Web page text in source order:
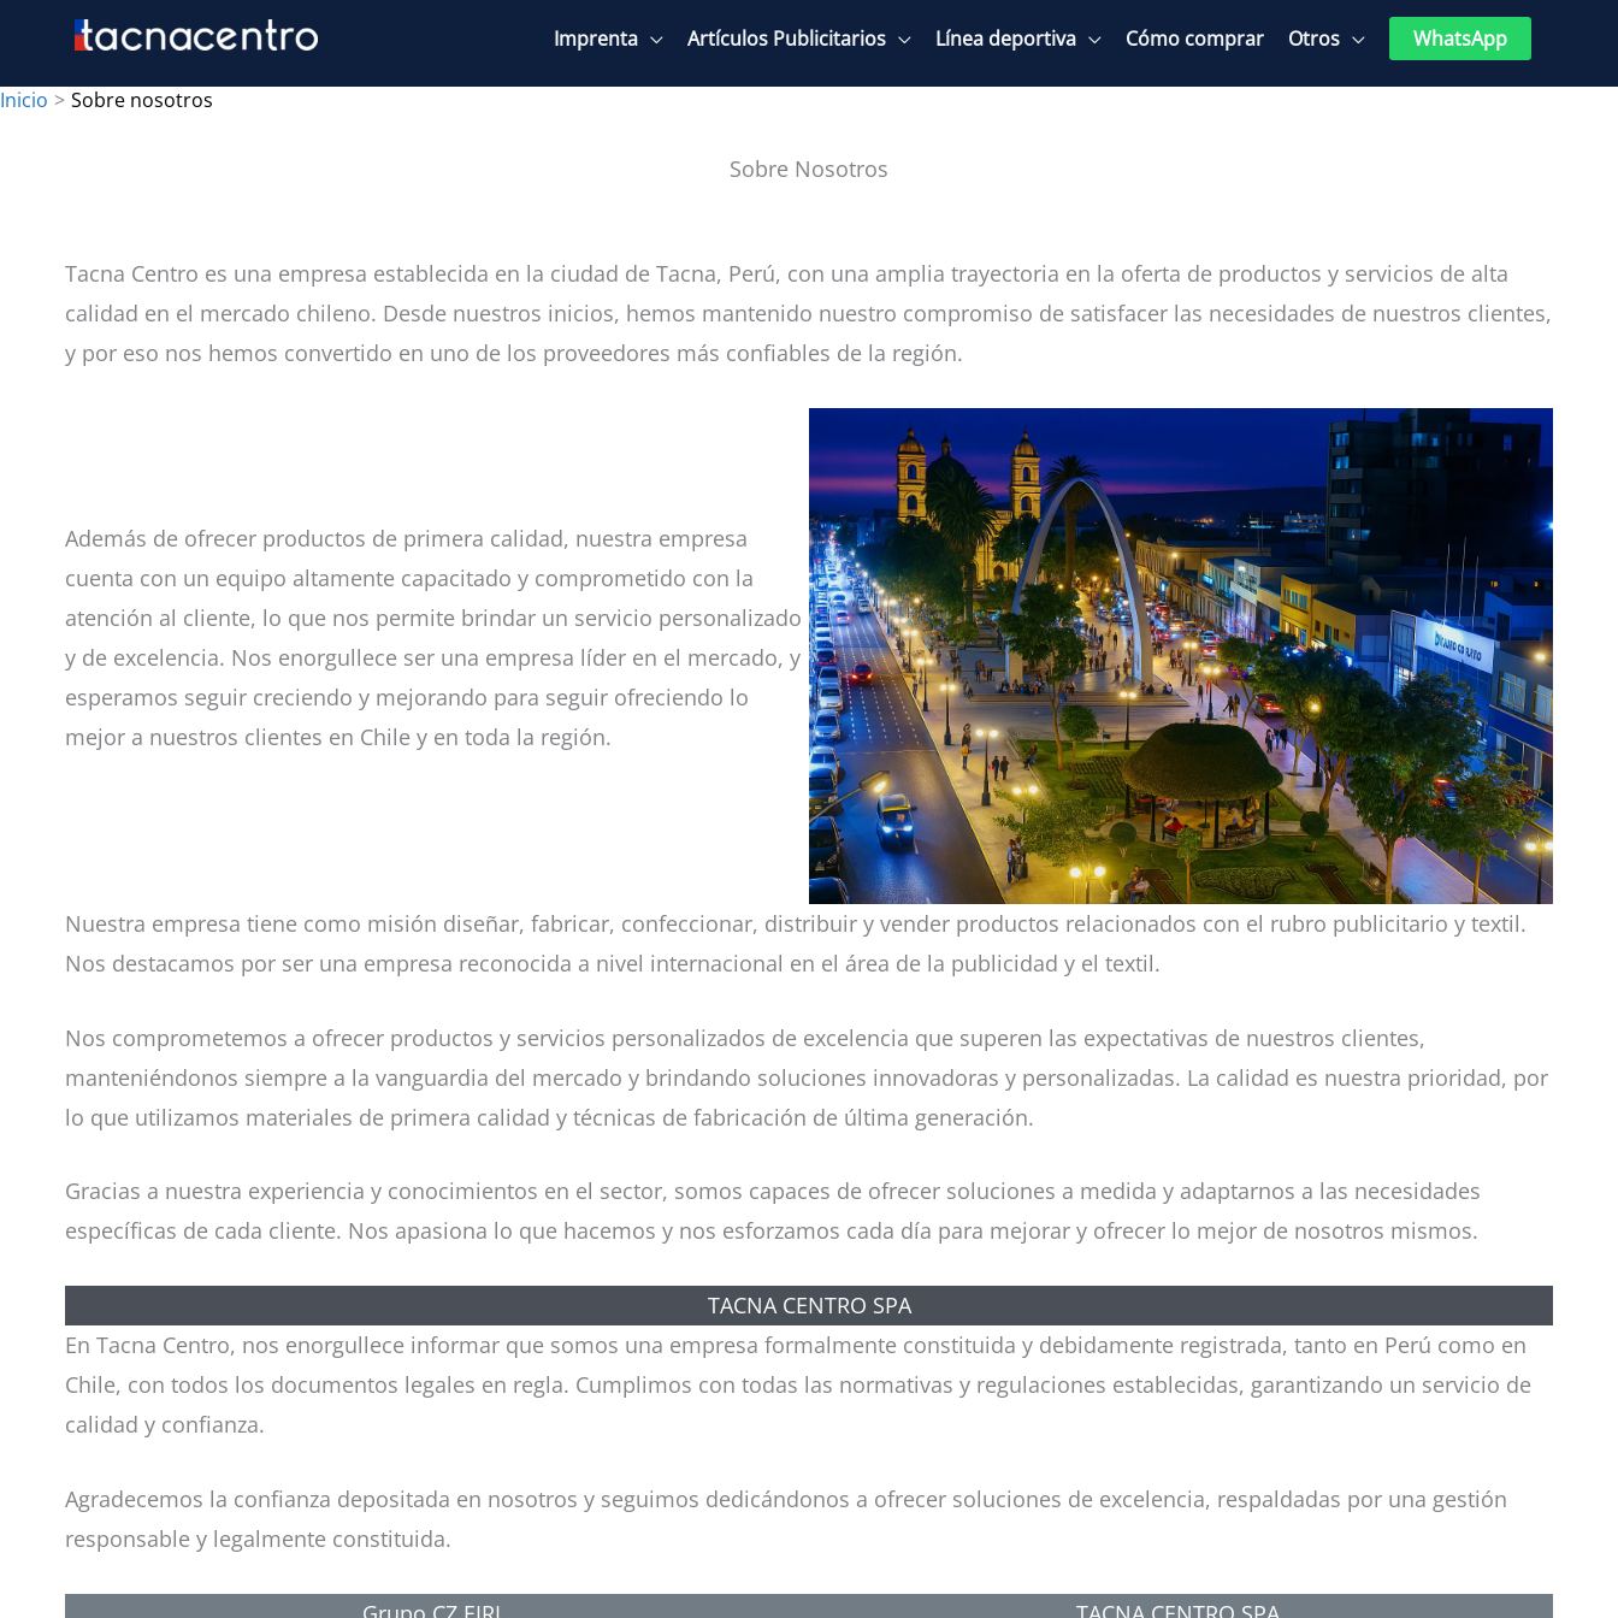
contenido
Imprenta Artículos Publicitarios Línea deportiva Cómo comprar Otros WhatsApp
Inicio Sobre nosotros
Sobre Nosotros
Tacna Centro es una empresa establecida en la ciudad de Tacna, Perú, con una amplia trayectoria en la oferta de productos y servicios de alta
calidad en el mercado chileno. Desde nuestros inicios, hemos mantenido nuestro compromiso de satisfacer las necesidades de nuestros clientes,
y por eso nos hemos convertido en uno de los proveedores más confiables de la región.
Además de ofrecer productos de primera calidad, nuestra empresa
cuenta con un equipo altamente capacitado y comprometido con la
atención al cliente, lo que nos permite brindar un servicio personalizado
y de excelencia. Nos enorgullece ser una empresa líder en el mercado, y
esperamos seguir creciendo y mejorando para seguir ofreciendo lo
mejor a nuestros clientes en Chile y en toda la región.
Nuestra empresa tiene como misión diseñar, fabricar, confeccionar, distribuir y vender productos relacionados con el rubro publicitario y textil.
Nos destacamos por ser una empresa reconocida a nivel internacional en el área de la publicidad y el textil.
Nos comprometemos a ofrecer productos y servicios personalizados de excelencia que superen las expectativas de nuestros clientes,
manteniéndonos siempre a la vanguardia del mercado y brindando soluciones innovadoras y personalizadas. La calidad es nuestra prioridad, por
lo que utilizamos materiales de primera calidad y técnicas de fabricación de última generación.
Gracias a nuestra experiencia y conocimientos en el sector, somos capaces de ofrecer soluciones a medida y adaptarnos a las necesidades
específicas de cada cliente. Nos apasiona lo que hacemos y nos esforzamos cada día para mejorar y ofrecer lo mejor de nosotros mismos.
TACNA CENTRO SPA
En Tacna Centro, nos enorgullece informar que somos una empresa formalmente constituida y debidamente registrada, tanto en Perú como en
Chile, con todos los documentos legales en regla. Cumplimos con todas las normativas y regulaciones establecidas, garantizando un servicio de
calidad y confianza.
Agradecemos la confianza depositada en nosotros y seguimos dedicándonos a ofrecer soluciones de excelencia, respaldadas por una gestión
responsable y legalmente constituida.